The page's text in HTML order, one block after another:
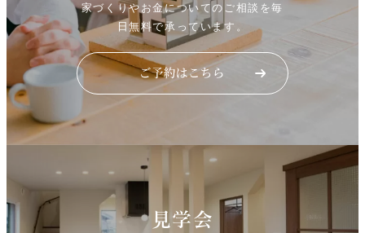
家づくりやお金についてのご相談を毎
日無料で承っています。
見学会